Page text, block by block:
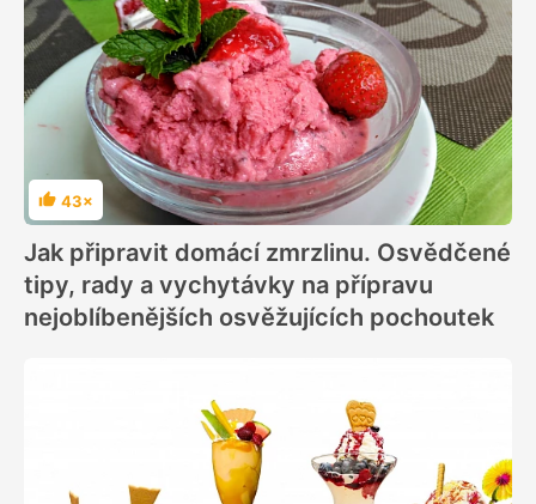
Hodnocení
43×
Jak připravit domácí zmrzlinu. Osvědčené
tipy, rady a vychytávky na přípravu
nejoblíbenějších osvěžujících pochoutek